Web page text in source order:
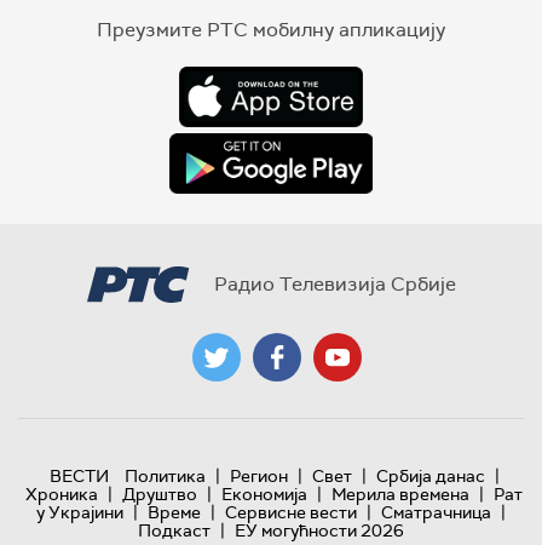
Преузмите РТС мобилну апликацију
Радио Телевизија Србије
ВЕСТИ Политика | Регион | Свет | Србија данас |
Хроника | Друштво | Економија | Мерила времена | Рат
у Украјини | Време | Сервисне вести | Сматрачница |
Подкаст | ЕУ могућности 2026